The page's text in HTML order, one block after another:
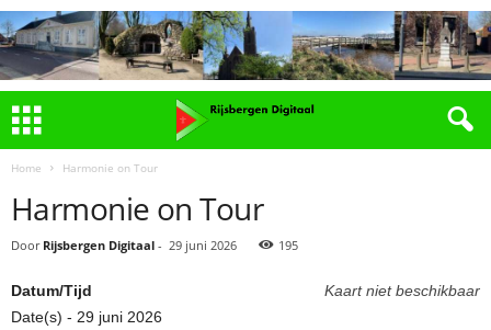
Home Harmonie on Tour
Harmonie on Tour
Door Rijsbergen Digitaal - 29 juni 2026 195
Kaart niet beschikbaar
Datum/Tijd
Date(s) - 29 juni 2026